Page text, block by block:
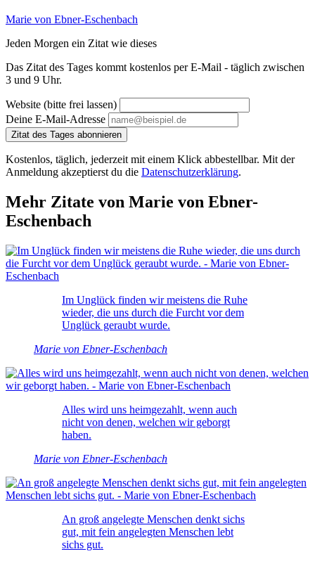
Marie von Ebner-Eschenbach
Jeden Morgen ein Zitat wie dieses
Das Zitat des Tages kommt kostenlos per E-Mail - täglich zwischen
3 und 9 Uhr.
Website (bitte frei lassen)
Deine E-Mail-Adresse
Zitat des Tages abonnieren
Kostenlos, täglich, jederzeit mit einem Klick abbestellbar. Mit der
Anmeldung akzeptierst du die Datenschutzerklärung.
Mehr Zitate von Marie von Ebner-
Eschenbach
Im Unglück finden wir meistens die Ruhe
wieder, die uns durch die Furcht vor dem
Unglück geraubt wurde.
Marie von Ebner-Eschenbach
Alles wird uns heimgezahlt, wenn auch
nicht von denen, welchen wir geborgt
haben.
Marie von Ebner-Eschenbach
An groß angelegte Menschen denkt sichs
gut, mit fein angelegten Menschen lebt
sichs gut.